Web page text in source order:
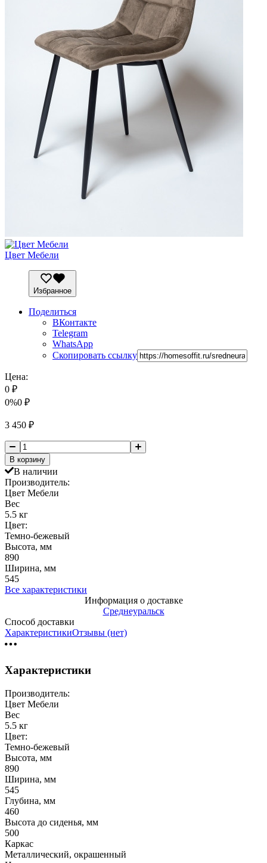
Цвет Мебели
Избранное
Поделиться
ВКонтакте
Telegram
WhatsApp
Скопировать ссылку
Цена:
0 ₽
0%0 ₽
3 450 ₽
В корзину
В наличии
Производитель:
Цвет Мебели
Вес
5.5 кг
Цвет:
Темно-бежевый
Высота, мм
890
Ширина, мм
545
Все характеристики
Информация о доставке
Среднеуральск
Способ доставки
ХарактеристикиОтзывы (нет)
Характеристики
Производитель:
Цвет Мебели
Вес
5.5 кг
Цвет:
Темно-бежевый
Высота, мм
890
Ширина, мм
545
Глубина, мм
460
Высота до сиденья, мм
500
Каркас
Металлический, окрашенный